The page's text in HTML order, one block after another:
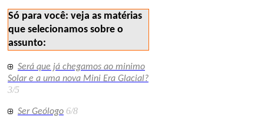
Só para você: veja as matérias
que selecionamos sobre o
assunto:
Será que já chegamos ao minimo
Solar e a uma nova Mini Era Glacial?
3/5
Ser Geólogo 6/8